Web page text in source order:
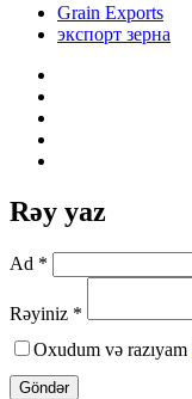
Grain Exports
экспорт зерна
Rəy yaz
Ad *
Rəyiniz *
Oxudum və razıyam
Göndər